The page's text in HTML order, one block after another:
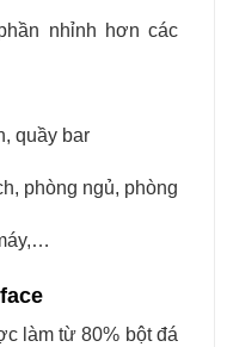
nhỉnh hơn các
quầy bar
phòng ngủ, phòng
làm từ 80% bột đá